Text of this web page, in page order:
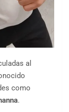
al
como
.